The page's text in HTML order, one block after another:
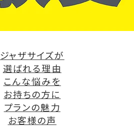
ジャザサイズが
選ばれる理由
こんな悩みを
お持ちの方に
プランの魅力
お客様の声